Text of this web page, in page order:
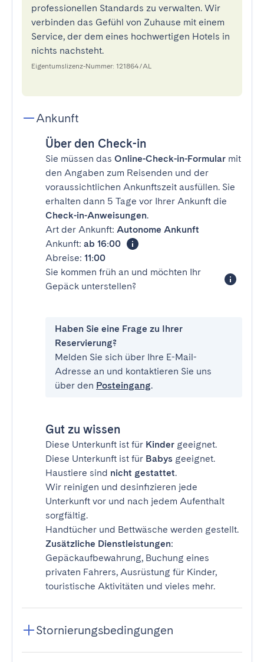
professionellen Standards zu verwalten. Wir
verbinden das Gefühl von Zuhause mit einem
Service, der dem eines hochwertigen Hotels in
nichts nachsteht.
Eigentumslizenz-Nummer: 121864/AL
Ankunft
Über den Check-in
Sie müssen das Online-Check-in-Formular mit
den Angaben zum Reisenden und der
voraussichtlichen Ankunftszeit ausfüllen. Sie
erhalten dann 5 Tage vor Ihrer Ankunft die
Check-in-Anweisungen.
Art der Ankunft: Autonome Ankunft
Ankunft: ab 16:00
Abreise: 11:00
Sie kommen früh an und möchten Ihr
Gepäck unterstellen?
Haben Sie eine Frage zu Ihrer
Reservierung?
Melden Sie sich über Ihre E-Mail-
Adresse an und kontaktieren Sie uns
über den Posteingang.
Gut zu wissen
Diese Unterkunft ist für Kinder geeignet.
Diese Unterkunft ist für Babys geeignet.
Haustiere sind nicht gestattet.
Wir reinigen und desinfizieren jede
Unterkunft vor und nach jedem Aufenthalt
sorgfältig.
Handtücher und Bettwäsche werden gestellt.
Zusätzliche Dienstleistungen:
Gepäckaufbewahrung, Buchung eines
privaten Fahrers, Ausrüstung für Kinder,
touristische Aktivitäten und vieles mehr.
Stornierungsbedingungen